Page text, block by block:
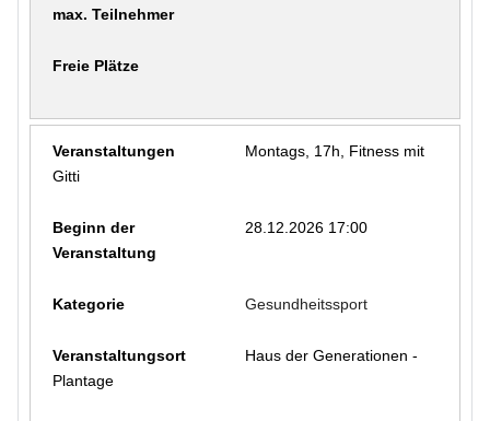
Montags, 17h, Fitness mit
Gitti
28.12.2026 17:00
Gesundheitssport
Haus der Generationen -
Plantage